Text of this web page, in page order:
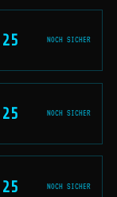
25 NOCH SICHER
25 NOCH SICHER
25 NOCH SICHER